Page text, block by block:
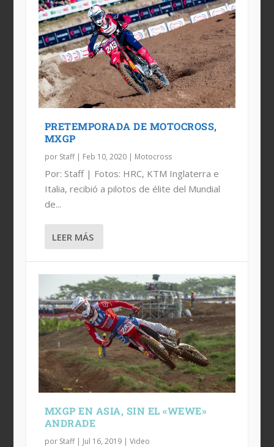
PRETEMPORADA DE MOTOCROSS,
MXGP
por Staff| Feb 10, 2020| Motocross
Por: Staff | Fotos: HRC, KTM Inglaterra e
Italia, recibió a pilotos de élite del Mundial
de...
LEER MÁS
MXGP EN ASIA, SIN EL «WEWE»
ANDRADE
por Staff| Jul 16, 2019| Video